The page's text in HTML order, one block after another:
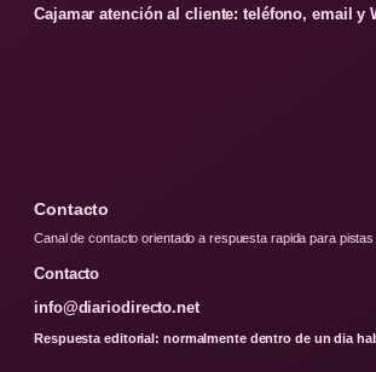
Cajamar atención al cliente: teléfono, email y
Contacto
Canal de contacto orientado a respuesta rapida para
Contacto
info@diariodirecto.net
Respuesta editorial: normalmente dentro de un dia